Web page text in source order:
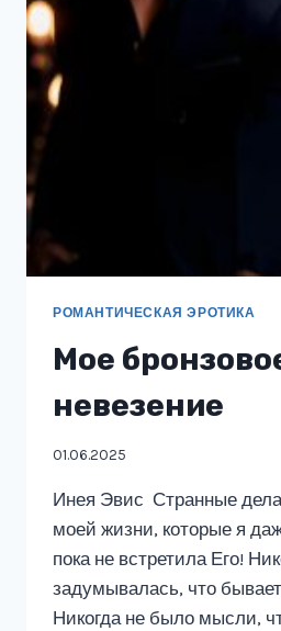
РОМАНТИЧЕСКАЯ ЭРОТИКА
Мое
невезение
01.06.2025
Инея Эвис Странные
моей жизни, которые я
пока не встретила Его!
задумывалась, что
Никогда не было мысли,